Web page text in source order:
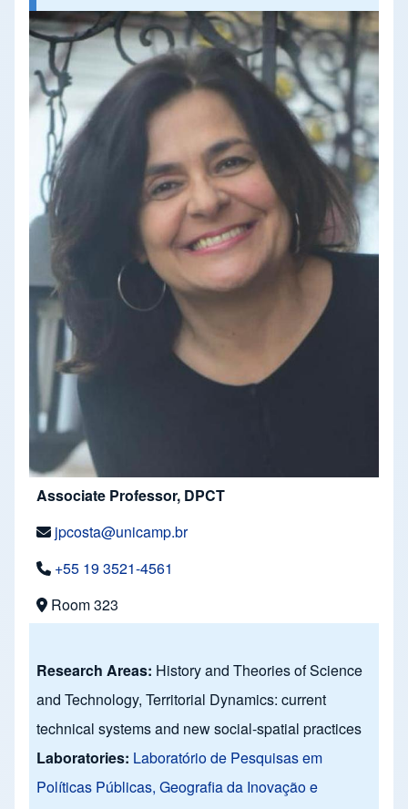
Associate Professor, DPCT
jpcosta@unicamp.br
+55 19 3521-4561
Room 323
Research Areas: History and Theories of Science
and Technology, Territorial Dynamics: current
technical systems and new social-spatial practices
Laboratories: Laboratório de Pesquisas em
Políticas Públicas, Geografia da Inovação e